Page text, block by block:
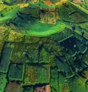
hoạt động tại quốc
thức:Colón
đặt theo tên của
Colón trong
hiểm người Ý.
phổ biến:Đô la Mỹ